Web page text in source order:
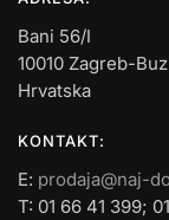
Bani 56/I
10010 Zagreb-
Hrvatska
KONTAKT:
E: prodaja@naj-
T: 01 66 41 399;